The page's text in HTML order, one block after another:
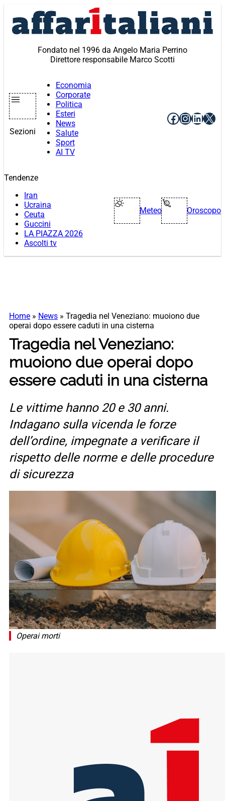
contenuto
Fondato nel 1996 da Angelo Maria Perrino
Direttore responsabile Marco Scotti
Sezioni
Economia
Corporate
Politica
Esteri
News
Salute
Sport
AI TV
Facebook
X
Tendenze
Iran
Ucraina
Ceuta
Guccini
LA PIAZZA 2026
Ascolti tv
Meteo Oroscopo
Home » News » Tragedia nel Veneziano: muoiono due
operai dopo essere caduti in una cisterna
Tragedia nel Veneziano:
muoiono due operai dopo
essere caduti in una cisterna
Le vittime hanno 20 e 30 anni.
Indagano sulla vicenda le forze
dell’ordine, impegnate a verificare il
rispetto delle norme e delle procedure
di sicurezza
Operai morti